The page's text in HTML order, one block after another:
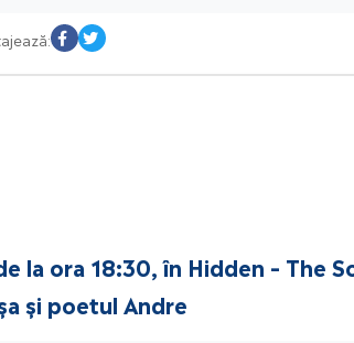
ora 18:30, în Hidden – The
și poetul Andre